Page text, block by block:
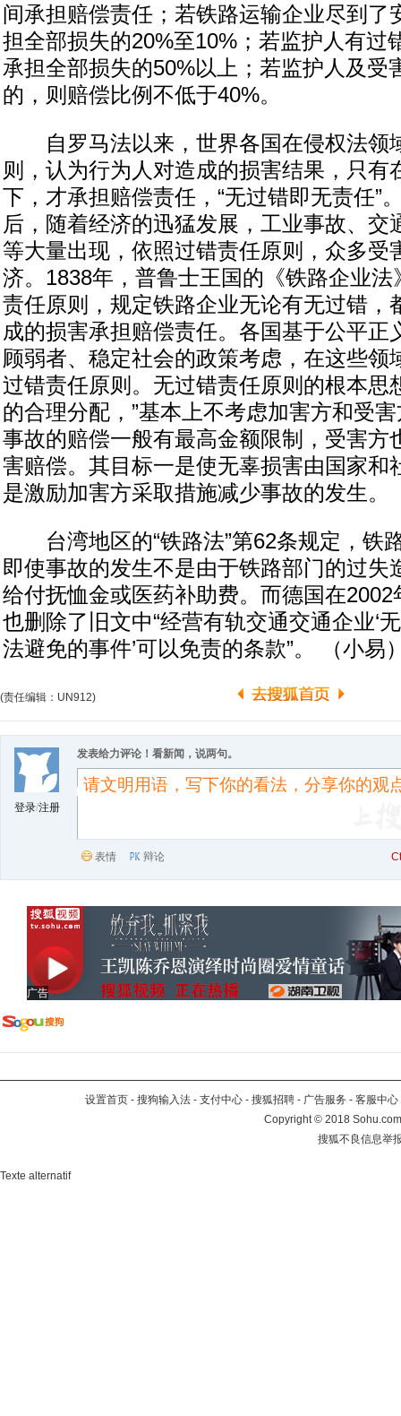
间承担赔偿责任；若铁路运输企业尽到了
担全部损失的20%至10%；若监护人有过
承担全部损失的50%以上；若监护人及受
的，则赔偿比例不低于40%。
自罗马法以来，世界各国在侵权法领
则，认为行为人对造成的损害结果，只有
下，才承担赔偿责任，“无过错即无责任”
后，随着经济的迅猛发展，工业事故、交
等大量出现，依照过错责任原则，众多受
济。1838年，普鲁士王国的《铁路企业
责任原则，规定铁路企业无论有无过错，
成的损害承担赔偿责任。各国基于公平正
顾弱者、稳定社会的政策考虑，在这些领
过错责任原则。无过错责任原则的根本思
的合理分配，”基本上不考虑加害方和受
事故的赔偿一般有最高金额限制，受害方
害赔偿。其目标一是使无辜损害由国家和
是激励加害方采取措施减少事故的发生。
台湾地区的“铁路法”第62条规定，铁
即使事故的发生不是由于铁路部门的过失
给付抚恤金或医药补助费。而德国在
也删除了旧文中“经营有轨交通交通企业‘
法避免的事件’可以免责的条款”。 （小易
(责任编辑：UN912)
登录/注册
发表给力评论！看新闻，说两句。
表情 辩论
广告
设置首页 - 搜狗输入法 - 支付中心 - 搜狐招聘 - 广告服务 - 客服中心
Copyright©2018
搜狐不良信息举
Texte alternatif